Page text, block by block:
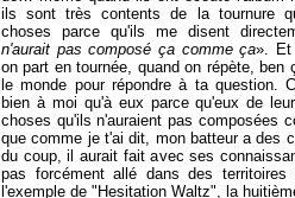
ils sont très contents de la tournure
choses parce qu'ils me disent
n'aurait pas composé ça comme ça». Et
on part en tournée, quand on répète, ben
le monde pour répondre à ta question.
bien à moi qu'à eux parce qu'eux de
choses qu'ils n'auraient pas composées
que comme je t'ai dit, mon batteur a des
du coup, il aurait fait avec ses
pas forcément allé dans des
l'exemple de "Hesitation Waltz", la